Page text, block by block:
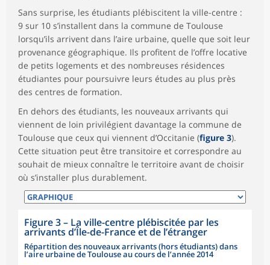
Sans surprise, les étudiants plébiscitent la ville-centre :
9 sur 10 s’installent dans la commune de Toulouse
lorsqu’ils arrivent dans l’aire urbaine, quelle que soit leur
provenance géographique. Ils profitent de l’offre locative
de petits logements et des nombreuses résidences
étudiantes pour poursuivre leurs études au plus près
des centres de formation.
En dehors des étudiants, les nouveaux arrivants qui
viennent de loin privilégient davantage la commune de
Toulouse que ceux qui viennent d’Occitanie (figure 3).
Cette situation peut être transitoire et correspondre au
souhait de mieux connaître le territoire avant de choisir
où s’installer plus durablement.
Figure 3– La ville-centre plébiscitée par les
arrivants d’Île-de-France et de l’étranger
Répartition des nouveaux arrivants (hors étudiants) dans
l’aire urbaine de Toulouse au cours de l’année 2014